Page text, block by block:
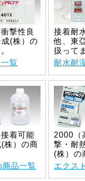
撃性良
(株）の
覧
接着耐
他、東
扱って
耐水耐
着可能
株）の商
商品一覧
2000（
撃・耐
(株）の
エクス